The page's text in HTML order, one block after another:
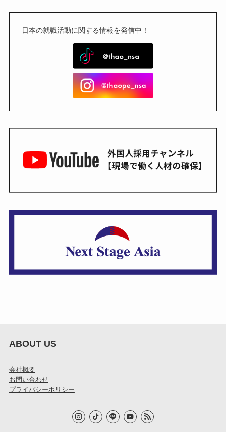
日本の就職活動に関する情報を発信中！
ABOUT US
会社概要
お問い合わせ
プライバシーポリシー